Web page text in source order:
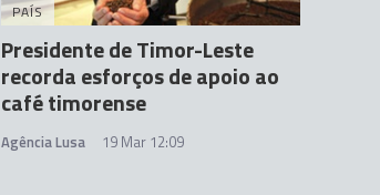
PAÍS
Presidente de Timor-Leste
recorda esforços de apoio ao
café timorense
Agência Lusa 19 Mar 12:09